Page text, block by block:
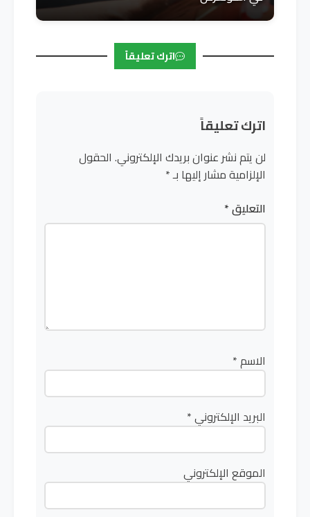
اترك تعليقاً
اترك تعليقاً
لن يتم نشر عنوان بريدك الإلكتروني. الحقول
الإلزامية مشار إليها بـ*
التعليق*
الاسم*
البريد الإلكتروني*
الموقع الإلكتروني